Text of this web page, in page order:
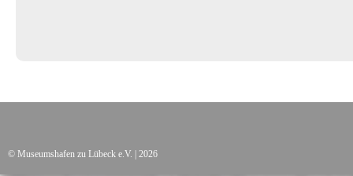
© Museumshafen zu Lübeck e.V. | 2026